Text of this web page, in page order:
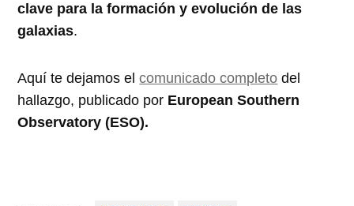
clave para la formación y evolución de las
galaxias.
Aquí te dejamos elcomunicado completo del
hallazgo, publicado por European Southern
Observatory (ESO).